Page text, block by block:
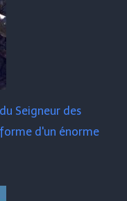
Seigneur des
d'un énorme